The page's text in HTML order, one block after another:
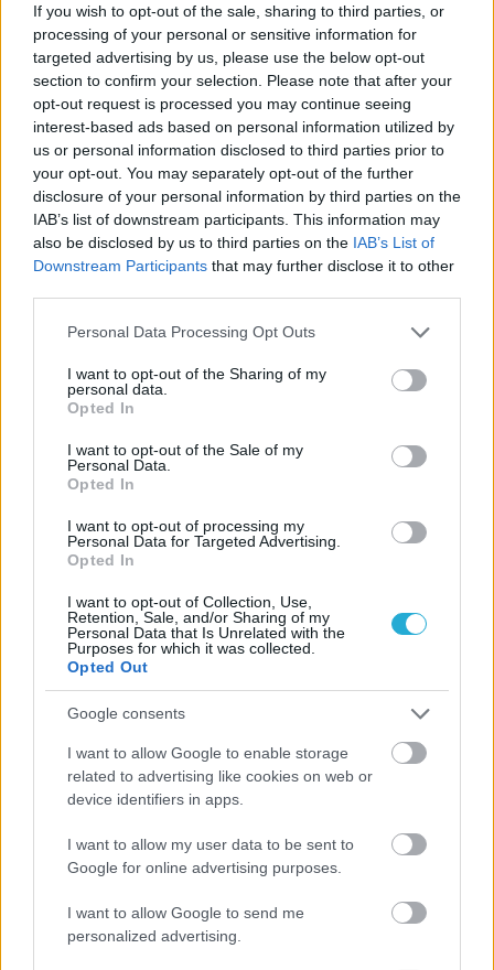
If you wish to opt-out of the sale, sharing to third parties, or
processing of your personal or sensitive information for
targeted advertising by us, please use the below opt-out
section to confirm your selection. Please note that after your
opt-out request is processed you may continue seeing
interest-based ads based on personal information utilized by
us or personal information disclosed to third parties prior to
your opt-out. You may separately opt-out of the further
disclosure of your personal information by third parties on the
IAB’s list of downstream participants. This information may
also be disclosed by us to third parties on the IAB’s List of
Downstream Participants that may further disclose it to other
Please note that this website/app uses one or more Google
not limited to your visit or usage behaviour. You may click to
grant or deny consent to Google and its third-party tags to
use your data for below specified purposes in below Google
consent section.
Personal Data Processing Opt Outs
I want to opt-out of the Sharing of my
personal data.
Opted In
I want to opt-out of the Sale of my
Personal Data.
Opted In
I want to opt-out of processing my
Personal Data for Targeted Advertising.
Opted In
I want to opt-out of Collection, Use,
Retention, Sale, and/or Sharing of my
Personal Data that Is Unrelated with the
Purposes for which it was collected.
Opted Out
Google consents
I want to allow Google to enable storage
related to advertising like cookies on web or
device identifiers in apps.
I want to allow my user data to be sent to
Google for online advertising purposes.
I want to allow Google to send me
personalized advertising.
Με τον Βραζιλιάνο Μασιέλ ασταμάτητο στην επιστροφή
του στο βασικό σχήμα της Κυζίκου Ν. Περάμου η ομάδα του
στο κλειστό της Χαλκίδες νίκη "χρυσάφι" στο ντέρμπι των
νεοφώτιστων". Με 3-1 επί του τοπικού Ηρακλή, οι
με την ομάδα του Γκολίστη και με δύο φετινές νίκες έχουν
τον πρώτο λόγο σε περίπτωση ισοβαθμίας στα πλέι άουτ.